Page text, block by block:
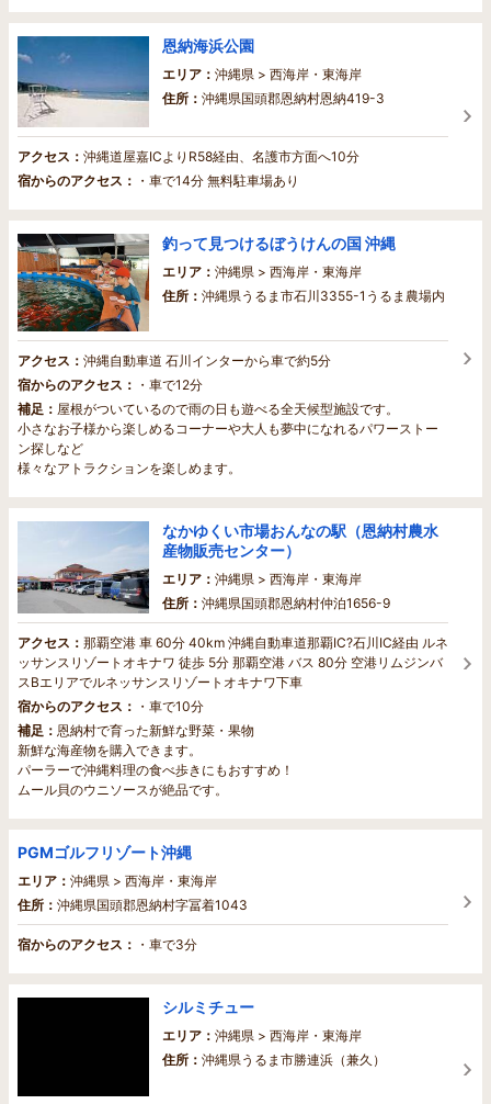
恩納海浜公園
エリア： 沖縄県 > 西海岸・東海岸
住所： 沖縄県国頭郡恩納村恩納419-3
アクセス： 沖縄道屋嘉ICよりR58経由、名護市方面へ10分
宿からのアクセス： ・車で14分 無料駐車場あり
釣って見つけるぼうけんの国 沖縄
エリア： 沖縄県 > 西海岸・東海岸
住所： 沖縄県うるま市石川3355-1うるま農場内
アクセス： 沖縄自動車道 石川インターから車で約5分
宿からのアクセス： ・車で12分
補足： 屋根がついているので雨の日も遊べる全天候型施設です。
小さなお子様から楽しめるコーナーや大人も夢中になれるパワーストー
ン探しなど
様々なアトラクションを楽しめます。
なかゆくい市場おんなの駅（恩納村農水
産物販売センター）
エリア： 沖縄県 > 西海岸・東海岸
住所： 沖縄県国頭郡恩納村仲泊1656-9
アクセス： 那覇空港 車 60分 40km 沖縄自動車道那覇IC?石川IC経由 ルネ
ッサンスリゾートオキナワ 徒歩 5分 那覇空港 バス 80分 空港リムジンバ
スBエリアでルネッサンスリゾートオキナワ下車
宿からのアクセス： ・車で10分
補足： 恩納村で育った新鮮な野菜・果物
新鮮な海産物を購入できます。
パーラーで沖縄料理の食べ歩きにもおすすめ！
ムール貝のウニソースが絶品です。
PGMゴルフリゾート沖縄
エリア： 沖縄県 > 西海岸・東海岸
住所： 沖縄県国頭郡恩納村字冨着1043
宿からのアクセス： ・車で3分
シルミチュー
エリア： 沖縄県 > 西海岸・東海岸
住所： 沖縄県うるま市勝連浜（兼久）